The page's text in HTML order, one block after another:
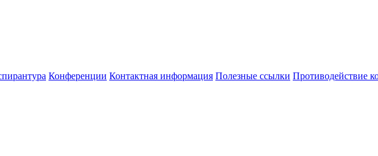
Конференции Контактная информация Полезные ссылки Противодействие